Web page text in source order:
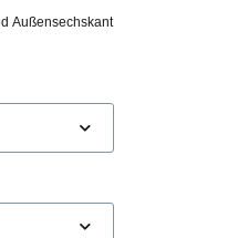
Außensechskant